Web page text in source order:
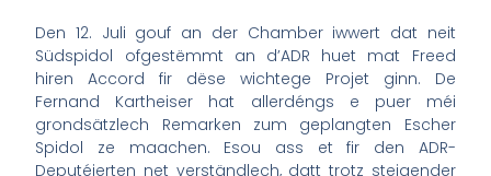
Den 12. Juli gouf an der Chamber iwwert dat neit
Südspidol ofgestëmmt an d’ADR huet mat Freed
hiren Accord fir dëse wichtege Projet ginn. De
Fernand Kartheiser hat allerdéngs e puer méi
grondsätzlech Remarken zum geplangten Escher
Spidol ze maachen. Esou ass et fir den ADR-
Deputéierten net verständlech, datt trotz steigender